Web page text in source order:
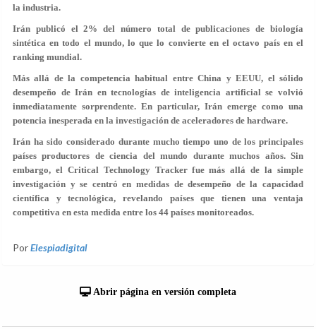
la industria.
Irán publicó el 2% del número total de publicaciones de biología
sintética en todo el mundo, lo que lo convierte en el octavo país en el
ranking mundial.
Más allá de la competencia habitual entre China y EEUU, el sólido
desempeño de Irán en tecnologías de inteligencia artificial se volvió
inmediatamente sorprendente. En particular, Irán emerge como una
potencia inesperada en la investigación de aceleradores de hardware.
Irán ha sido considerado durante mucho tiempo uno de los principales
países productores de ciencia del mundo durante muchos años. Sin
embargo, el Critical Technology Tracker fue más allá de la simple
investigación y se centró en medidas de desempeño de la capacidad
científica y tecnológica, revelando países que tienen una ventaja
competitiva en esta medida entre los 44 países monitoreados.
PorElespiadigital
Abrir página en versión completa